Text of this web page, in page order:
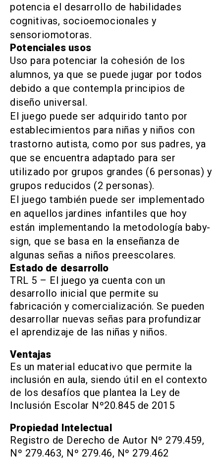
potencia el desarrollo de habilidades
cognitivas, socioemocionales y
sensoriomotoras.
Potenciales usos
Uso para potenciar la cohesión de los
alumnos, ya que se puede jugar por todos
debido a que contempla principios de
diseño universal.
El juego puede ser adquirido tanto por
establecimientos para niñas y niños con
trastorno autista, como por sus padres, ya
que se encuentra adaptado para ser
utilizado por grupos grandes (6 personas) y
grupos reducidos (2 personas).
El juego también puede ser implementado
en aquellos jardines infantiles que hoy
están implementando la metodología baby-
sign, que se basa en la enseñanza de
algunas señas a niños preescolares.
Estado de desarrollo
TRL 5 – El juego ya cuenta con un
desarrollo inicial que permite su
fabricación y comercialización. Se pueden
desarrollar nuevas señas para profundizar
el aprendizaje de las niñas y niños.
Ventajas
Es un material educativo que permite la
inclusión en aula, siendo útil en el contexto
de los desafíos que plantea la Ley de
Inclusión Escolar Nº20.845 de 2015
Propiedad Intelectual
Registro de Derecho de Autor Nº 279.459,
Nº 279.463, Nº 279.46, Nº 279.462